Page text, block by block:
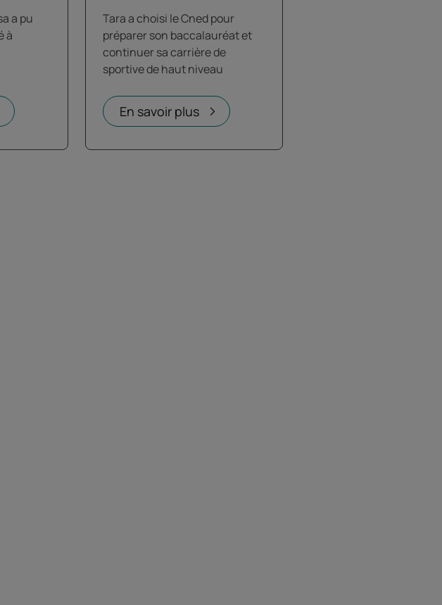
a pu
à
Tara a choisi le Cned pour
préparer son baccalauréat et
continuer sa carrière de
sportive de haut niveau
En savoir plus